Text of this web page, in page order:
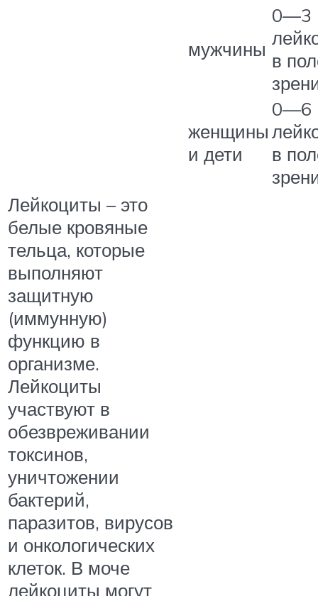
мужчины
0—3
в
женщины
и дети
0—6
в
Лейкоциты – это
белые кровяные
тельца, которые
выполняют
защитную
(иммунную)
функцию в
организме.
Лейкоциты
участвуют в
обезвреживании
токсинов,
уничтожении
бактерий,
паразитов, вирусов
и онкологических
клеток. В моче
лейкоциты могут